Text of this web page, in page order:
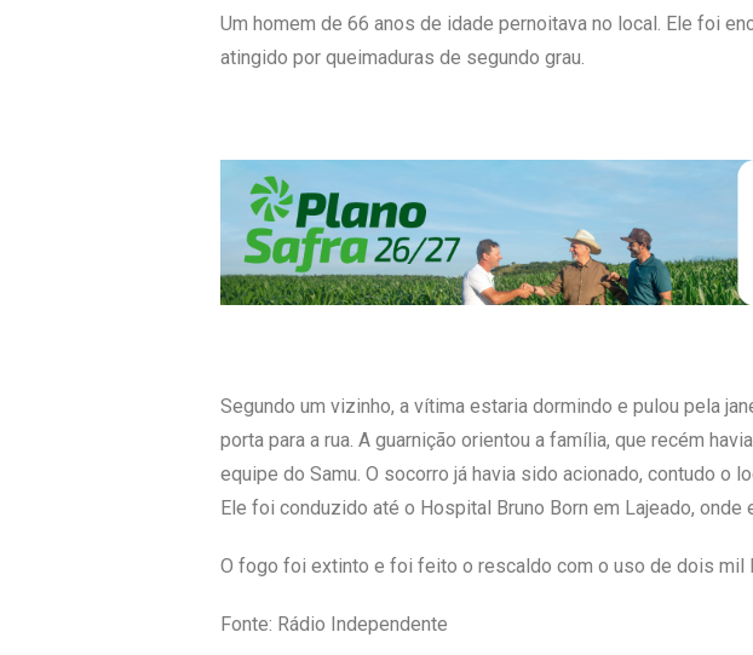
Um homem de 66 anos de idade pernoitava no local. Ele foi
atingido por queimaduras de segundo grau.
Segundo um vizinho, a vítima estaria dormindo e pulou pela
porta para a rua. A guarnição orientou a família, que recém
equipe do Samu. O socorro já havia sido acionado, contudo o
Ele foi conduzido até o Hospital Bruno Born em Lajeado,
O fogo foi extinto e foi feito o rescaldo com o uso de dois mil
Fonte: Rádio Independente